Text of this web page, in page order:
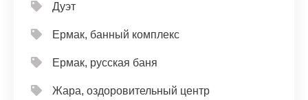
Дуэт
Ермак, банный комплекс
Ермак, русская баня
Жара, оздоровительный центр